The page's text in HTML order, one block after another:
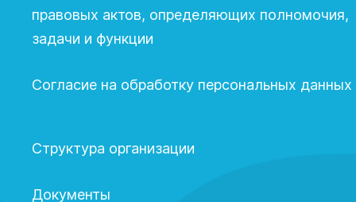
правовых актов, определяющих полномочия,
задачи и функции
Согласие на обработку персональных данных
Структура организации
Документы